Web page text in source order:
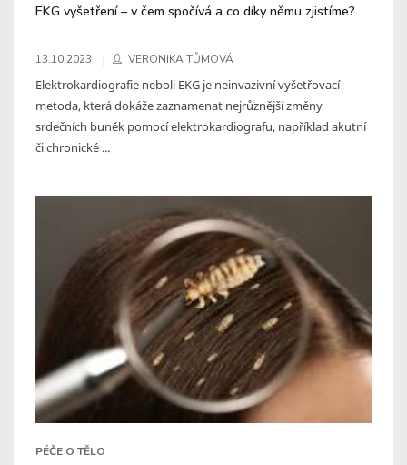
EKG vyšetření – v čem spočívá a co díky němu zjistíme?
13.10.2023 VERONIKA TŮMOVÁ
Elektrokardiografie neboli EKG je neinvazivní vyšetřovací
metoda, která dokáže zaznamenat nejrůznější změny
srdečních buněk pomocí elektrokardiografu, například akutní
či chronické ...
PÉČE O TĚLO